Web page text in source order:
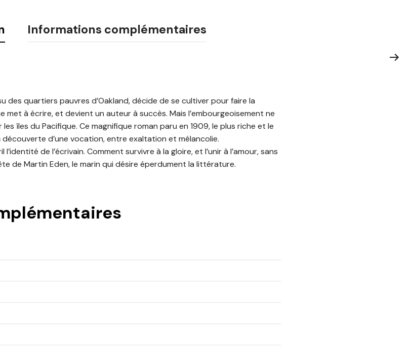
Informations complémentaires
des quartiers pauvres d’Oakland, décide de se cultiver pour faire la
met à écrire, et devient un auteur à succès. Mais l’embourgeoisement ne
îles du Pacifique. Ce magnifique roman paru en 1909, le plus riche et le
d’une vocation, entre exaltation et mélancolie.
de l’écrivain. Comment survivre à la gloire, et l’unir à l’amour, sans
de Martin Eden, le marin qui désire éperdument la littérature.